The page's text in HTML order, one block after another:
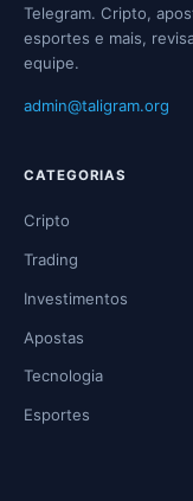
Telegram. Cripto,
esportes e mais,
equipe.
admin@taligram.org
CATEGORIAS
Cripto
Trading
Investimentos
Apostas
Tecnologia
Esportes